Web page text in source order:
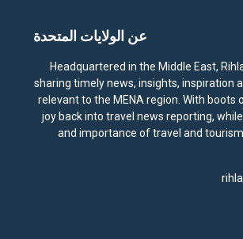
عن الولايات المتحدة
Headquartered in the Middle East,
sharing timely news, insights, inspiration
relevant to the MENA region. With boots
joy back into travel news reporting,
and importance of travel and